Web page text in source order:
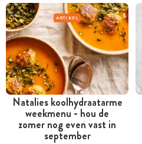
ARTIKEL
Natalies koolhydraatarme
weekmenu - hou de
zomer nog even vast in
september